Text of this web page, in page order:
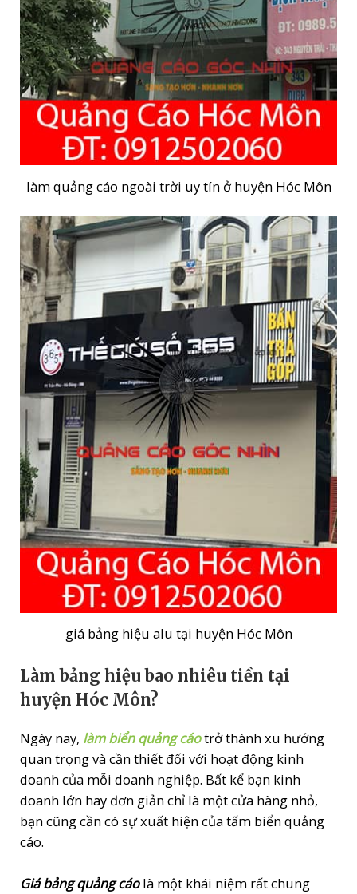
làm quảng cáo ngoài trời uy tín ở huyện Hóc Môn
giá bảng hiệu alu tại huyện Hóc Môn
Làm bảng hiệu bao nhiêu tiền tại
huyện Hóc Môn?
Ngày nay, làm biển quảng cáotrở thành xu hướng
quan trọng và cần thiết đối với hoạt động kinh
doanh của mỗi doanh nghiệp. Bất kể bạn kinh
doanh lớn hay đơn giản chỉ là một cửa hàng nhỏ,
bạn cũng cần có sự xuất hiện của tấm biển quảng
cáo.
Giá bảng quảng cáolà một khái niệm rất chung